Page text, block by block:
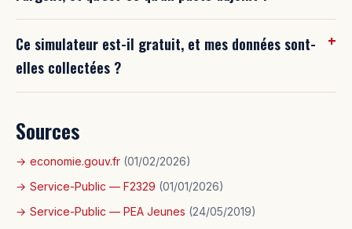
Ce simulateur est-il gratuit, et mes données sont-
elles collectées ?
Sources
economie.gouv.fr (01/02/2026)
Service-Public — F2329 (01/01/2026)
Service-Public — PEA Jeunes (24/05/2019)